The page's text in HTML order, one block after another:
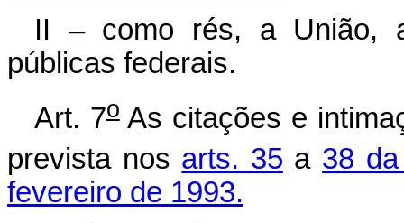
II – como rés, a União,
públicas federais.
Art. 7oAs citações e
prevista nos arts. 35 a 38
fevereiro de 1993.